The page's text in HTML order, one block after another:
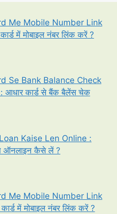
Me Mobile Number Link
में मोबाइल नंबर लिंक करें ?
Se Bank Balance Check
आधार कार्ड से बैंक बैलेंस चेक
Kaise Len Online :
ऑनलाइन कैसे लें ?
Me Mobile Number Link
में मोबाइल नंबर लिंक करें ?